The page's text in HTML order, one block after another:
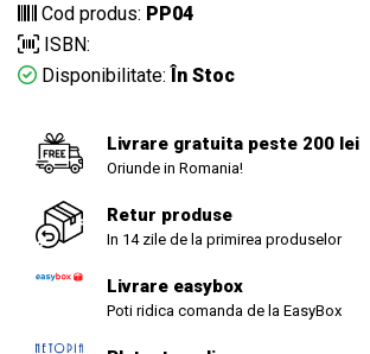
Cod produs: PP04
ISBN:
Disponibilitate: În Stoc
Livrare gratuita peste 200 lei
Oriunde in Romania!
Retur produse
In 14 zile de la primirea produselor
Livrare easybox
Poti ridica comanda de la EasyBox